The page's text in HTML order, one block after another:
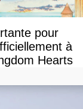
pour
à
Hearts